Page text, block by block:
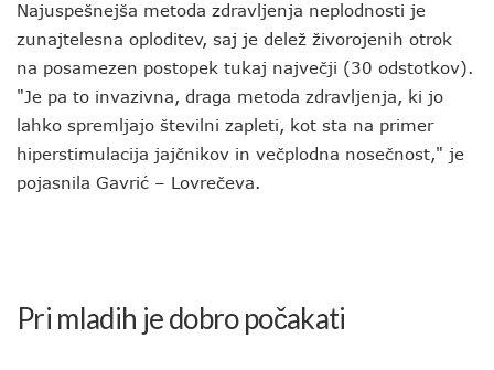
Najuspešnejša metoda zdravljenja neplodnosti je
zunajtelesna oploditev, saj je delež živorojenih otrok
na posamezen postopek tukaj največji (30 odstotkov).
"Je pa to invazivna, draga metoda zdravljenja, ki jo
lahko spremljajo številni zapleti, kot sta na primer
hiperstimulacija jajčnikov in večplodna nosečnost," je
pojasnila Gavrić – Lovrečeva.
Pri mladih je dobro počakati